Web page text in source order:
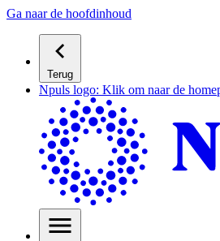
Ga naar de hoofdinhoud
Terug
Npuls logo: Klik om naar de